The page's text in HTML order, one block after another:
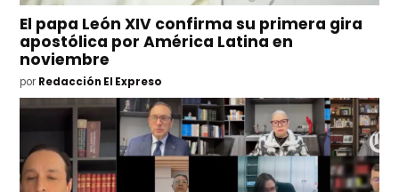
El papa León XIV confirma su primera gira
apostólica por América Latina en
noviembre
por Redacción El Expreso